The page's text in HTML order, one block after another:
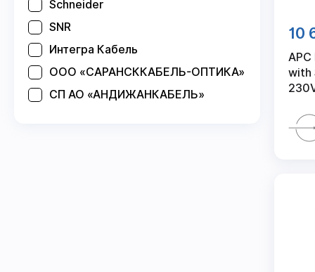
Schneider
SNR
Интегра Кабель
ООО «САРАНСККАБЕЛЬ-ОПТИКА»
СП АО «АНДИЖАНКАБЕЛЬ»
10
APC
with